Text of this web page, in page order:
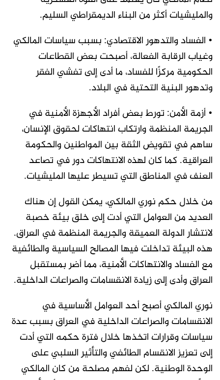
والمليشيات أكثر من البناء الديمقراطي السليم.
• الفساد والتدهور الاقتصادي: بسبب سياسات المالكي
وغياب الرقابة الفعالة، أصبحت بعض القطاعات
الحكومية مركزًا للفساد، ما أدى إلى تفشي الفقر
وتدهور البنية التحتية في البلاد.
• أزمة الأمن: تورط بعض أفراد الأجهزة الأمنية في
الجريمة المنظمة وارتكاب انتهاكات لحقوق الإنسان،
ساهم في تقويض الثقة بين المواطنين والحكومة
العراقية. كما كان لهذه الانتهاكات دور في تصاعد
العنف في المناطق التي تسيطر عليها المليشيات.
من خلال حكم نوري المالكي، يمكن القول إن هناك
العديد من العوامل التي أدت إلى خلق بيئة خصبة
لانتشار الدولة العميقة والجريمة المنظمة في العراق.
هذه البيئة تداخلت فيها المصالح السياسية والطائفية
مع الفساد والانتهاكات الأمنية، مما أضر بمستقبل
العراق وأدى إلى زيادة الانقسامات والصراعات الداخلية.
نوري المالكي أصبح أحد العوامل الأساسية في
الانقسامات والصراعات الداخلية في العراق بسبب عدة
سياسات وقرارات اتخذها خلال فترة حكمه التي أدت
إلى تعزيز الانقسام الطائفي والتأثير السلبي على
الوحدة الوطنية. لكن لفهم مصلحة من كان المالكي